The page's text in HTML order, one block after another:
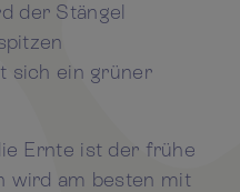
der Stängel
sich ein grüner
Ernte ist der frühe
wird am besten mit